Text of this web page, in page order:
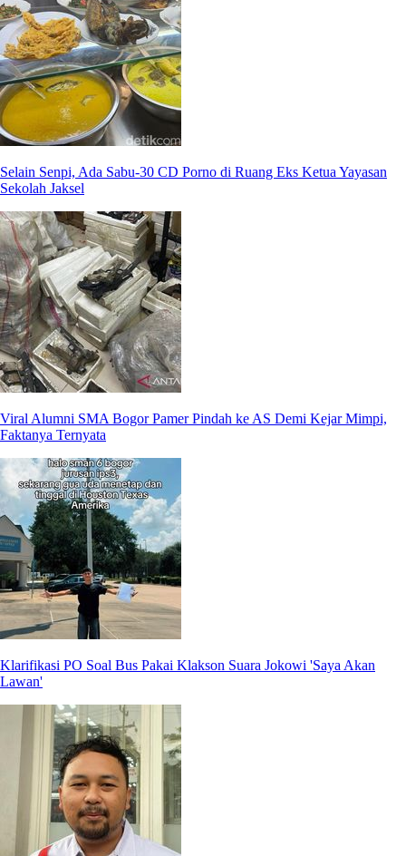
Selain Senpi, Ada Sabu-30 CD Porno di Ruang Eks Ketua Yayasan
Sekolah Jaksel
Viral Alumni SMA Bogor Pamer Pindah ke AS Demi Kejar Mimpi,
Faktanya Ternyata
Klarifikasi PO Soal Bus Pakai Klakson Suara Jokowi 'Saya Akan
Lawan'